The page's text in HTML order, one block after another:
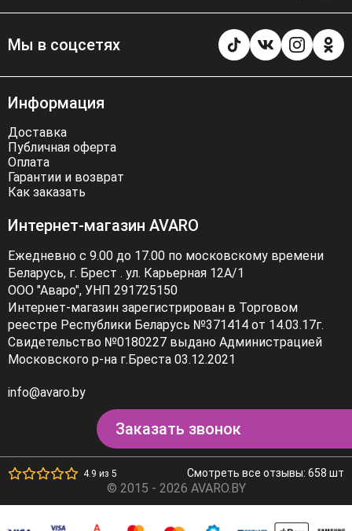
Мы в соцсетях
Информация
Доставка
Публичная оферта
Оплата
Гарантии и возврат
Как заказать
Интернет-магазин AVARO
Ежедневно с 9.00 до 17.00 по московскому времени
Беларусь, г. Брест . ул. Карьерная 12А/1
ООО "Аваро", УНП 291725150
Интернет-магазин зарегистрирован в Торговом
реестре Республики Беларусь №371414 от 14.03.17г.
Свидетельство №0180227 выдано Администрацией
Московского р-на г.Бреста 03.12.2021
info@avaro.by
Заказать звонок
4.9 из 5 Смотреть все отзывы: 658 шт
© 2015 - 2026 AVARO.BY